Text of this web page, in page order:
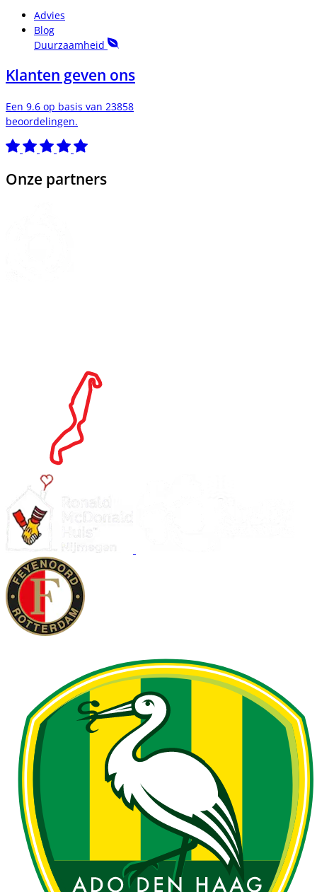
Advies
Blog
Duurzaamheid
Klanten geven ons
Een 9.6 op basis van 23858
beoordelingen.
Onze partners